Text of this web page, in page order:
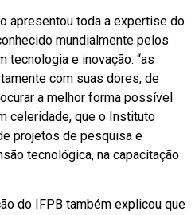
apresentou toda a expertise do
mundialmente pelos
tecnologia e inovação: “as
com suas dores, de
a melhor forma possível
celeridade, que o Instituto
projetos de pesquisa e
tecnológica, na capacitação
do IFPB também explicou que